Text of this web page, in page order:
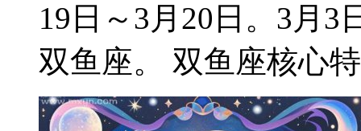
19日～3月20日。3月3
双鱼座。 双鱼座核心